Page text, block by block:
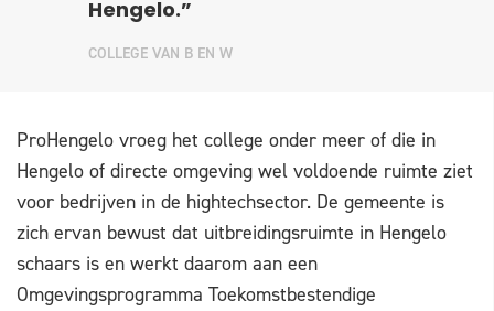
Hengelo.”
COLLEGE VAN B EN W
ProHengelo vroeg het college onder meer of die in
Hengelo of directe omgeving wel voldoende ruimte ziet
voor bedrijven in de hightechsector. De gemeente is
zich ervan bewust dat uitbreidingsruimte in Hengelo
schaars is en werkt daarom aan een
Omgevingsprogramma Toekomstbestendige